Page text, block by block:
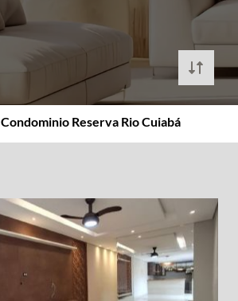
Condominio Reserva Rio Cuiabá